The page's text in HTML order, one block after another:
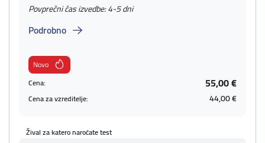
Povprečni čas izvedbe: 4-5 dni
Podrobno
Novo
Cena:
55,00 €
Cena za vzreditelje: 44,00 €
Žival za katero naročate test